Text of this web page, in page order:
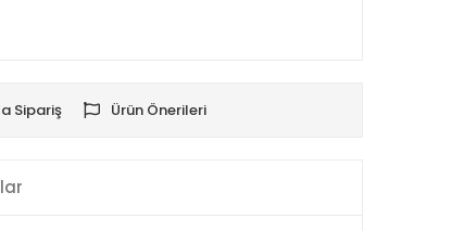
Sipariş Ürün Önerileri